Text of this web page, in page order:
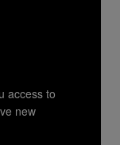
꺾은 순간
access to
new